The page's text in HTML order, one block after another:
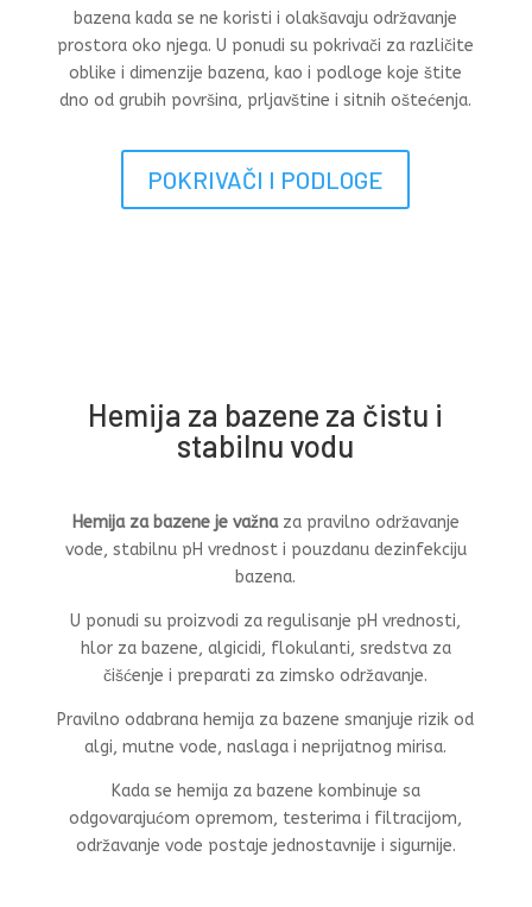
bazena kada se ne koristi i olakšavaju održavanje
prostora oko njega. U ponudi su pokrivači za različite
oblike i dimenzije bazena, kao i podloge koje štite
dno od grubih površina, prljavštine i sitnih oštećenja.
POKRIVAČI I PODLOGE
Hemija za bazene za čistu i
stabilnu vodu
Hemija za bazene je važnaza pravilno održavanje
vode, stabilnu pH vrednost i pouzdanu dezinfekciju
bazena.
U ponudi su proizvodi za regulisanje pH vrednosti,
hlor za bazene, algicidi, flokulanti, sredstva za
čišćenje i preparati za zimsko održavanje.
Pravilno odabrana hemija za bazene smanjuje rizik od
algi, mutne vode, naslaga i neprijatnog mirisa.
Kada se hemija za bazene kombinuje sa
odgovarajućom opremom, testerima i filtracijom,
održavanje vode postaje jednostavnije i sigurnije.